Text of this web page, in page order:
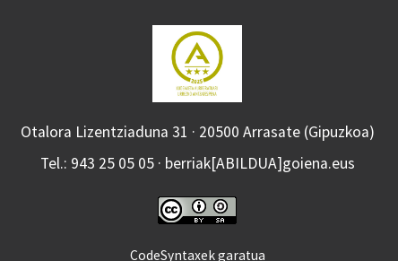
Otalora Lizentziaduna 31 · 20500 Arrasate (Gipuzkoa)
Tel.: 943 25 05 05 · berriak[ABILDUA]goiena.eus
CodeSyntaxek garatua